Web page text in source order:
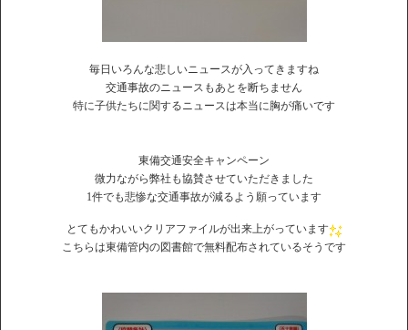
毎日いろんな悲しいニュースが入ってきますね
交通事故のニュースもあとを断ちません
特に子供たちに関するニュースは本当に胸が痛いです
東備交通安全キャンペーン
微力ながら弊社も協賛させていただきました
1件でも悲惨な交通事故が減るよう願っています
とてもかわいいクリアファイルが出来上がっています
こちらは東備管内の図書館で無料配布されているそうです